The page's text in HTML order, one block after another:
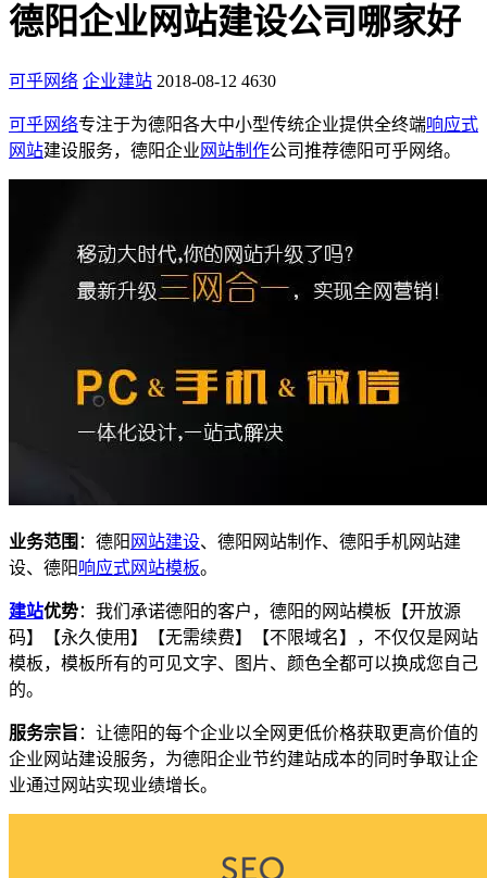
德阳企业网站建设公司哪家好
可乎网络 企业建站 2018-08-12 4630
可乎网络专注于为德阳各大中小型传统企业提供全终端响应式
网站建设服务，德阳企业 网站制作公司推荐德阳可乎网络。
业务范围 ：德阳 网站建设、德阳网站制作、德阳手机网站建
设、德阳 响应式网站模板。
建站优势：我们承诺德阳的客户，德阳的网站模板【开放源
码】【永久使用】【无需续费】【不限域名】，不仅仅是网站
模板，模板所有的可见文字、图片、颜色全都可以换成您自己
的。
服务宗旨 ：让德阳的每个企业以全网更低价格获取更高价值的
企业网站建设服务，为德阳企业节约建站成本的同时争取让企
业通过网站实现业绩增长。